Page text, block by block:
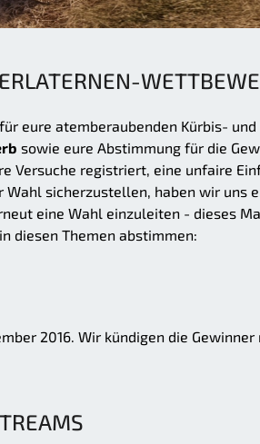
eure atemberaubenden Kürbis-
sowie eure Abstimmung für die
Versuche registriert, eine unfaire
sicherzustellen, haben wir uns
eine Wahl einzuleiten - dieses
diesen Themen abstimmen:
2016. Wir kündigen die